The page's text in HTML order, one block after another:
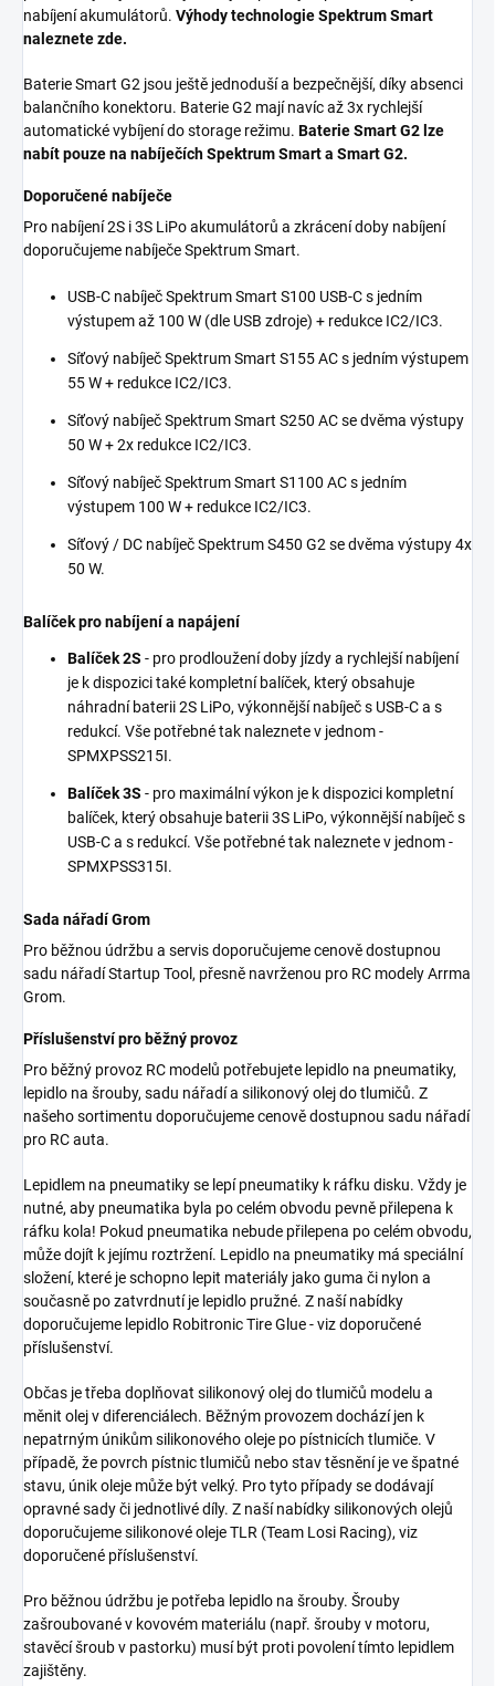
nabíjení akumulátorů. Výhody technologie Spektrum Smart
naleznete zde.
Baterie Smart G2 jsou ještě jednoduší a bezpečnější, díky absenci
balančního konektoru. Baterie G2 mají navíc až 3x rychlejší
automatické vybíjení do storage režimu. Baterie Smart G2 lze
nabít pouze na nabíječích Spektrum Smart a Smart G2.
Doporučené nabíječe
Pro nabíjení 2S i 3S LiPo akumulátorů a zkrácení doby nabíjení
doporučujeme nabíječe Spektrum Smart.
USB-C nabíječ Spektrum Smart S100 USB-C s jedním
výstupem až 100 W (dle USB zdroje) + redukce IC2/IC3.
Síťový nabíječ Spektrum Smart S155 AC s jedním výstupem
55 W + redukce IC2/IC3.
Síťový nabíječ Spektrum Smart S250 AC se dvěma výstupy
50 W + 2x redukce IC2/IC3.
Síťový nabíječ Spektrum Smart S1100 AC s jedním
výstupem 100 W + redukce IC2/IC3.
Síťový / DC nabíječ Spektrum S450 G2 se dvěma výstupy 4x
50 W.
Balíček pro nabíjení a napájení
Balíček 2S - pro prodloužení doby jízdy a rychlejší nabíjení
je k dispozici také kompletní balíček, který obsahuje
náhradní baterii 2S LiPo, výkonnější nabíječ s USB-C a s
redukcí. Vše potřebné tak naleznete v jednom -
SPMXPSS215I.
Balíček 3S - pro maximální výkon je k dispozici kompletní
balíček, který obsahuje baterii 3S LiPo, výkonnější nabíječ s
USB-C a s redukcí. Vše potřebné tak naleznete v jednom -
SPMXPSS315I.
Sada nářadí Grom
Pro běžnou údržbu a servis doporučujeme cenově dostupnou
sadu nářadí Startup Tool, přesně navrženou pro RC modely Arrma
Grom.
Příslušenství pro běžný provoz
Pro běžný provoz RC modelů potřebujete lepidlo na pneumatiky,
lepidlo na šrouby, sadu nářadí a silikonový olej do tlumičů. Z
našeho sortimentu doporučujeme cenově dostupnou sadu nářadí
pro RC auta.
Lepidlem na pneumatiky se lepí pneumatiky k ráfku disku. Vždy je
nutné, aby pneumatika byla po celém obvodu pevně přilepena k
ráfku kola! Pokud pneumatika nebude přilepena po celém obvodu,
může dojít k jejímu roztržení. Lepidlo na pneumatiky má speciální
složení, které je schopno lepit materiály jako guma či nylon a
současně po zatvrdnutí je lepidlo pružné. Z naší nabídky
doporučujeme lepidlo Robitronic Tire Glue - viz doporučené
příslušenství.
Občas je třeba doplňovat silikonový olej do tlumičů modelu a
měnit olej v diferenciálech. Běžným provozem dochází jen k
nepatrným únikům silikonového oleje po pístnicích tlumiče. V
případě, že povrch pístnic tlumičů nebo stav těsnění je ve špatné
stavu, únik oleje může být velký. Pro tyto případy se dodávají
opravné sady či jednotlivé díly. Z naší nabídky silikonových olejů
doporučujeme silikonové oleje TLR (Team Losi Racing), viz
doporučené příslušenství.
Pro běžnou údržbu je potřeba lepidlo na šrouby. Šrouby
zašroubované v kovovém materiálu (např. šrouby v motoru,
stavěcí šroub v pastorku) musí být proti povolení tímto lepidlem
zajištěny.